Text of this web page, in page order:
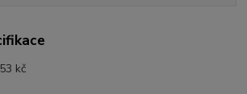
kč